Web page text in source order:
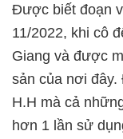
Được biết đoạn
11/2022, khi cô
Giang và được
sản của nơi đây.
H.H mà cả
hơn 1 lần sử